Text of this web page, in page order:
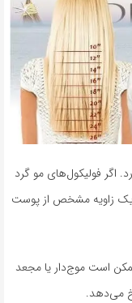
اگر فولیکول‌های مو گرد
یک زاویه مشخص از پوست
است موج‌دار یا مجعد
می‌دهد.